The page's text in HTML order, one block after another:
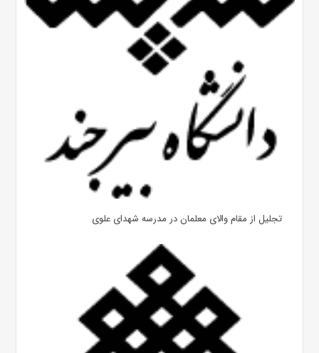
تجلیل از مقام والای معلمان در مدرسه شهدای علوی